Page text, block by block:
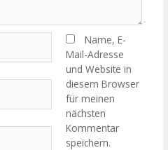
Name, E-
Mail-Adresse
und Website in
diesem Browser
für meinen
nächsten
Kommentar
speichern.